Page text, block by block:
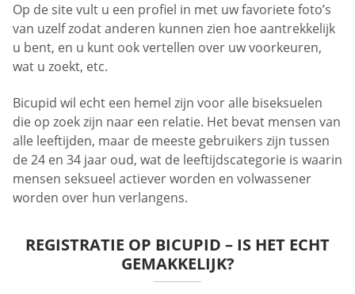
Op de site vult u een profiel in met uw favoriete foto’s
van uzelf zodat anderen kunnen zien hoe aantrekkelijk
u bent, en u kunt ook vertellen over uw voorkeuren,
wat u zoekt, etc.
Bicupid wil echt een hemel zijn voor alle biseksuelen
die op zoek zijn naar een relatie. Het bevat mensen van
alle leeftijden, maar de meeste gebruikers zijn tussen
de 24 en 34 jaar oud, wat de leeftijdscategorie is waarin
mensen seksueel actiever worden en volwassener
worden over hun verlangens.
REGISTRATIE OP BICUPID – IS HET ECHT
GEMAKKELIJK?